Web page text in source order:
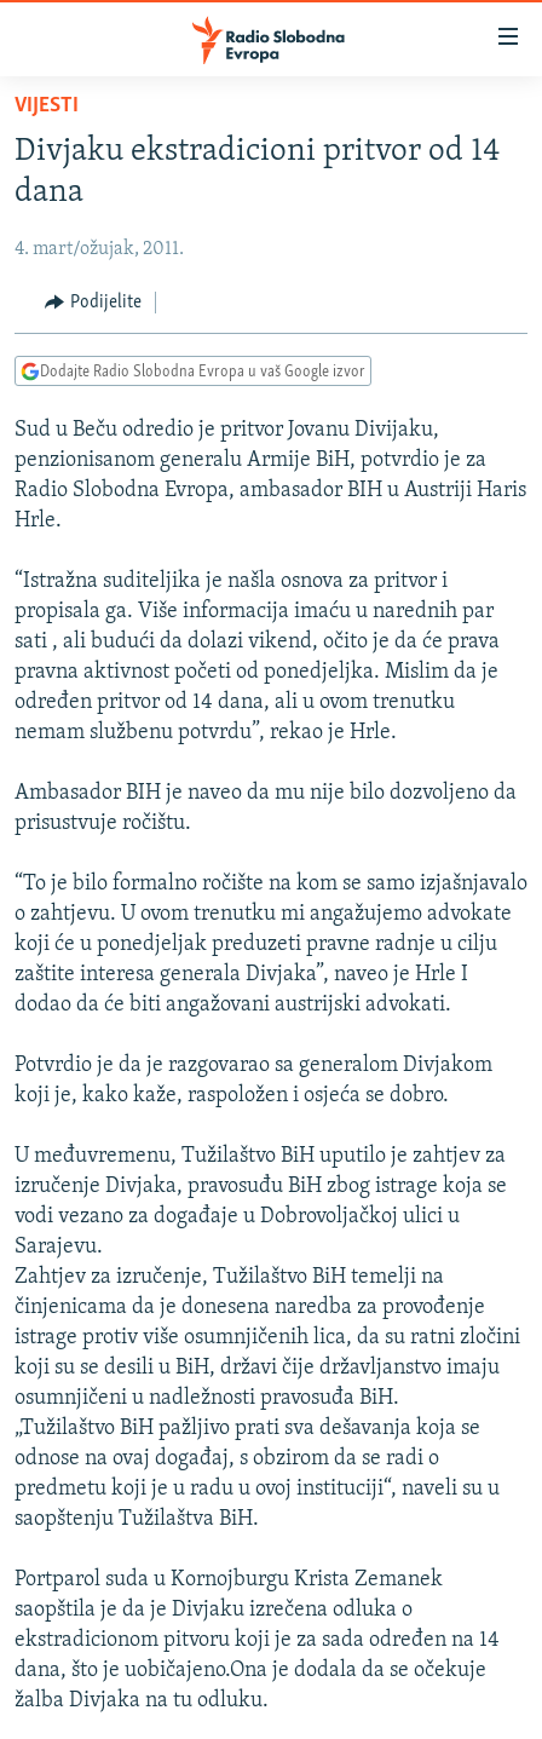
Pređite
glavni
sadržaj
na
navigaciju
Pređite
na
BOSNA I HERCEGOVINA
KOSOVO
CRNA GORA
VIDEO
FOTOGALERIJE
INFOGRAFIKE
PODCASTI
RAT U UKRAJINI
KINA NA BALKANU
RSE PRIČE IZ SVIJETA
ISPRIČAJ MI
DNEVNO@RSE
SPECIJALI RSE
VIŠE OD NASLOVA
GENOCID U SREBRENICI
POPLAVE I KLIZIŠTA U BIH 2024.
TV LIBERTY
POST SCRIPTUM
MOJA EVROPA
TRI DECENIJE OD RATA U BIH
SVE KARTE DEJTONA
PRATITE NAS
Sve RFE/RL stranice
VIJESTI
Divjaku ekstradicioni pritvor od 14
dana
4. mart/ožujak, 2011.
Podijelite
Dodajte Radio Slobodna Evropa u vaš Google izvor
Sud u Beču odredio je pritvor Jovanu Divijaku,
penzionisanom generalu Armije BiH, potvrdio je za
Radio Slobodna Evropa, ambasador BIH u Austriji Haris
Hrle.
“Istražna suditeljika je našla osnova za pritvor i
propisala ga. Više informacija imaću u narednih par
sati , ali budući da dolazi vikend, očito je da će prava
pravna aktivnost početi od ponedjeljka. Mislim da je
određen pritvor od 14 dana, ali u ovom trenutku
nemam službenu potvrdu”, rekao je Hrle.
Ambasador BIH je naveo da mu nije bilo dozvoljeno da
prisustvuje ročištu.
“To je bilo formalno ročište na kom se samo izjašnjavalo
o zahtjevu. U ovom trenutku mi angažujemo advokate
koji će u ponedjeljak preduzeti pravne radnje u cilju
zaštite interesa generala Divjaka”, naveo je Hrle I
dodao da će biti angažovani austrijski advokati.
Potvrdio je da je razgovarao sa generalom Divjakom
koji je, kako kaže, raspoložen i osjeća se dobro.
U međuvremenu, Tužilaštvo BiH uputilo je zahtjev za
izručenje Divjaka, pravosuđu BiH zbog istrage koja se
vodi vezano za događaje u Dobrovoljačkoj ulici u
Sarajevu.
Zahtjev za izručenje, Tužilaštvo BiH temelji na
činjenicama da je donesena naredba za provođenje
istrage protiv više osumnjičenih lica, da su ratni zločini
koji su se desili u BiH, državi čije državljanstvo imaju
osumnjičeni u nadležnosti pravosuđa BiH.
„Tužilaštvo BiH pažljivo prati sva dešavanja koja se
odnose na ovaj događaj, s obzirom da se radi o
predmetu koji je u radu u ovoj instituciji“, naveli su u
saopštenju Tužilaštva BiH.
Portparol suda u Kornojburgu Krista Zemanek
saopštila je da je Divjaku izrečena odluka o
ekstradicionom pitvoru koji je za sada određen na 14
dana, što je uobičajeno.Ona je dodala da se očekuje
žalba Divjaka na tu odluku.